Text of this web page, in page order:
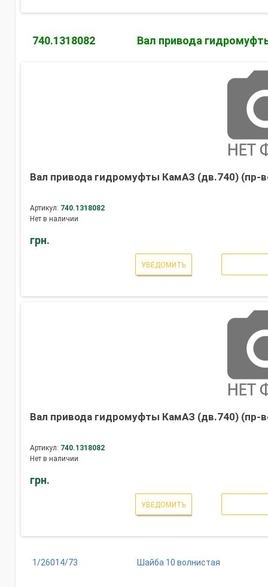
740.1318082 Вал привода
Вал привода гидромуфты КамАЗ (дв.740) (пр-
Артикул: 740.1318082
Нет в наличии
грн.
УВЕДОМИТЬ
Вал привода гидромуфты КамАЗ (дв.740) (пр-
Артикул: 740.1318082
Нет в наличии
грн.
УВЕДОМИТЬ
1/26014/73 Шайба 10 волнистая